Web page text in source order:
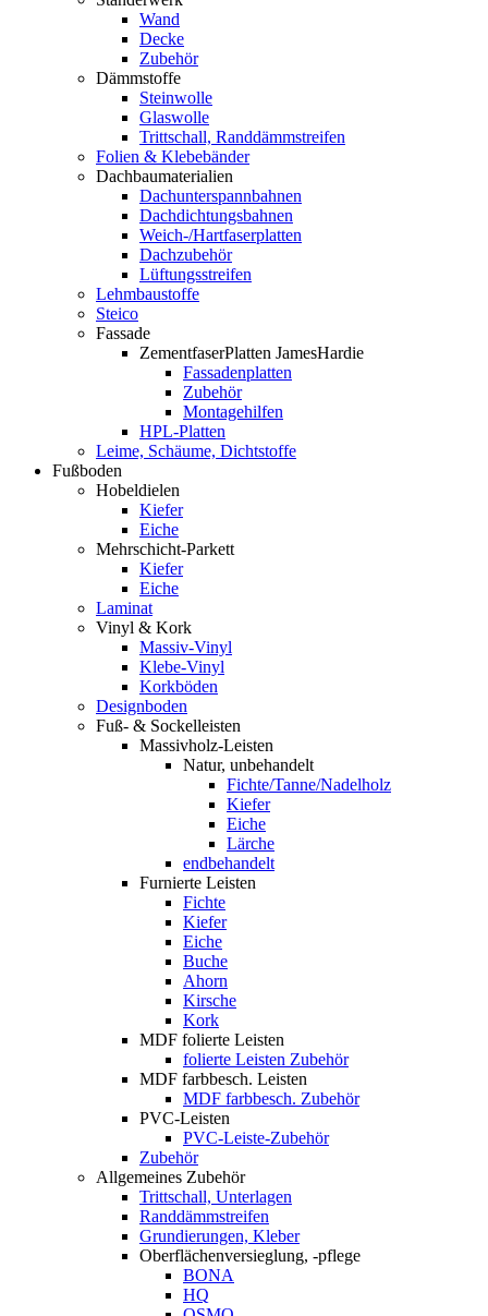
Wand
Decke
Zubehör
Dämmstoffe
Steinwolle
Glaswolle
Trittschall, Randdämmstreifen
Folien & Klebebänder
Dachbaumaterialien
Dachunterspannbahnen
Dachdichtungsbahnen
Weich-/Hartfaserplatten
Dachzubehör
Lüftungsstreifen
Lehmbaustoffe
Steico
Fassade
ZementfaserPlatten JamesHardie
Fassadenplatten
Zubehör
Montagehilfen
HPL-Platten
Leime, Schäume, Dichtstoffe
Fußboden
Hobeldielen
Kiefer
Eiche
Mehrschicht-Parkett
Kiefer
Eiche
Laminat
Vinyl & Kork
Massiv-Vinyl
Klebe-Vinyl
Korkböden
Designboden
Fuß- & Sockelleisten
Massivholz-Leisten
Natur, unbehandelt
Fichte/Tanne/Nadelholz
Kiefer
Eiche
Lärche
endbehandelt
Furnierte Leisten
Fichte
Kiefer
Eiche
Buche
Ahorn
Kirsche
Kork
MDF folierte Leisten
folierte Leisten Zubehör
MDF farbbesch. Leisten
MDF farbbesch. Zubehör
PVC-Leisten
PVC-Leiste-Zubehör
Zubehör
Allgemeines Zubehör
Trittschall, Unterlagen
Randdämmstreifen
Grundierungen, Kleber
Oberflächenversieglung, -pflege
BONA
HQ